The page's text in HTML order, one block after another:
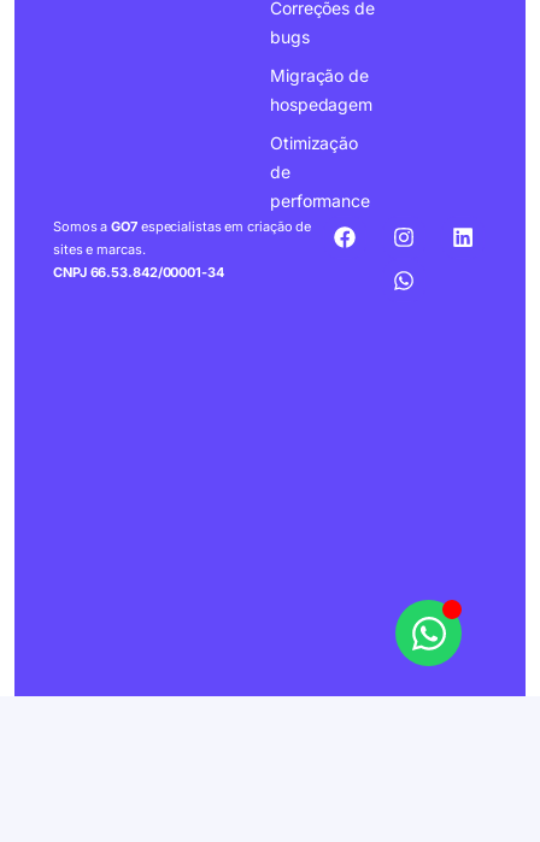
Correções de
bugs
Migração de
hospedagem
Otimização
de
performance
Somos aGO7especialistas em criação de
sites e marcas.
CNPJ 66.53.842/00001-34